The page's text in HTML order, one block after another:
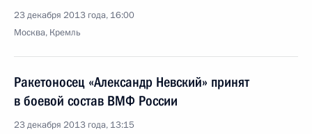
23 декабря 2013 года, 16:00
Москва, Кремль
Ракетоносец «Александр Невский» принят
в боевой состав ВМФ России
23 декабря 2013 года, 13:15